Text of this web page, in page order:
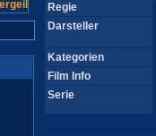
Regie
Darsteller
Kategorien
Film Info
Serie